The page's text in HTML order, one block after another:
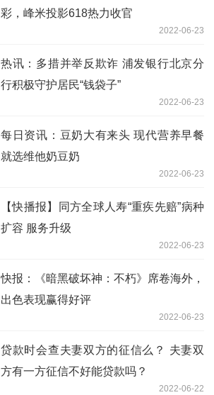
彩，峰米投影618热力收官
2022-06-23
热讯：多措并举反欺诈 浦发银行北京分
行积极守护居民“钱袋子”
2022-06-23
每日资讯：豆奶大有来头 现代营养早餐
就选维他奶豆奶
2022-06-23
【快播报】同方全球人寿“重疾先赔”病种
扩容 服务升级
2022-06-23
快报：《暗黑破坏神：不朽》席卷海外，
出色表现赢得好评
2022-06-23
贷款时会查夫妻双方的征信么？ 夫妻双
方有一方征信不好能贷款吗？
2022-06-22